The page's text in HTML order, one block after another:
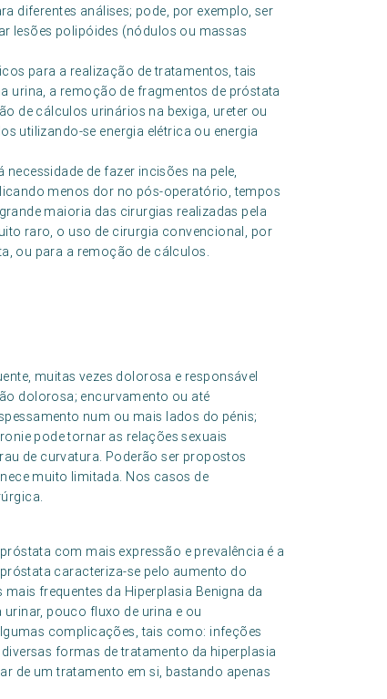
diferentes análises; pode, por exemplo, ser
lesões polipóides (nódulos ou massas
para a realização de tratamentos, tais
urina, a remoção de fragmentos de próstata
de cálculos urinários na bexiga, ureter ou
utilizando-se energia elétrica ou energia
de fazer incisões na pele,
menos dor no pós-operatório, tempos
maioria das cirurgias realizadas pela
raro, o uso de cirurgia convencional, por
ou para a remoção de cálculos.
muitas vezes dolorosa e responsável
dolorosa; encurvamento ou até
num ou mais lados do pénis;
pode tornar as relações sexuais
de curvatura. Poderão ser propostos
muito limitada. Nos casos de
com mais expressão e prevalência é a
caracteriza-se pelo aumento do
frequentes da Hiperplasia Benigna da
pouco fluxo de urina e ou
complicações, tais como: infeções
formas de tratamento da hiperplasia
de um tratamento em si, bastando apenas